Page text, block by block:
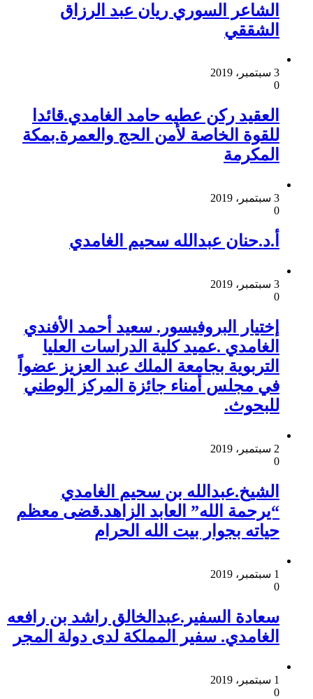
الشاعر السوري ريان عبد الرزاق
الشققي
3 سبتمبر، 2019
0
العقيد ركن عطيه حامد الغامدي.قائدا
للقوة الخاصة لأمن الحج والعمرة.بمكة
المكرمة
3 سبتمبر، 2019
0
أ.د.حنان عبدالله سحيم الغامدي
3 سبتمبر، 2019
0
إختيار البروفيسور. سعيد أحمد الأفندي
الغامدي .عميد كلية الدراسات العليا
التربوية بجامعة الملك عبد العزيز عضواً
في مجلس أمناء جائزة المركز الوطني
للبحوث.
2 سبتمبر، 2019
0
الشيخ.عبدالله بن سحيم الغامدي
“يرحمة الله” العابد الزاهد.قضى معظم
حياته بجوار بيت الله الحرام
1 سبتمبر، 2019
0
سعادة السفير.عبدالخالق راشد بن رافعه
الغامدي. سفير المملكة لدى دولة المجر
1 سبتمبر، 2019
0